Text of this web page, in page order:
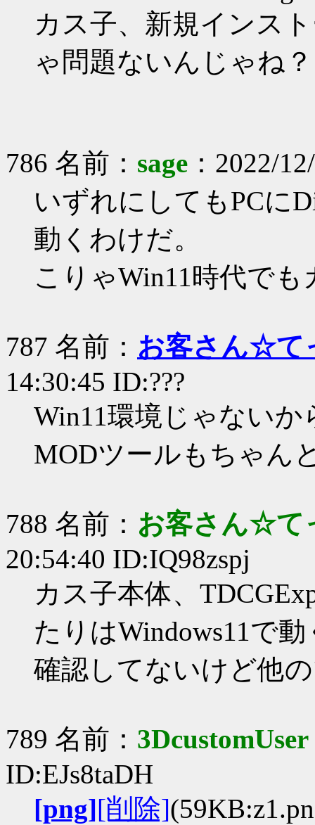
カス子、新規インス
ゃ問題ないんじゃね？
786 名前： sage ：2022/
いずれにしてもPCに
動くわけだ。
こりゃWin11時代で
787 名前： お客さん☆て
14:30:45 ID:???
Win11環境じゃない
MODツールもちゃん
788 名前： お客さん☆て
20:54:40 ID:IQ98zspj
カス子本体、
たりはWindows11で
確認してないけど他
789 名前：
ID:EJs8taDH
[png][削除]